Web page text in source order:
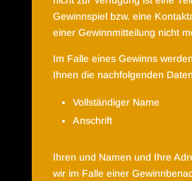
Gewinnspiel bzw. eine
einer Gewinnmitteilung nicht
Im Falle eines Gewinns
Ihnen die nachfolgenden
Vollständiger Name
Anschrift
Ihren und Namen und Ihre
wir im Falle einer